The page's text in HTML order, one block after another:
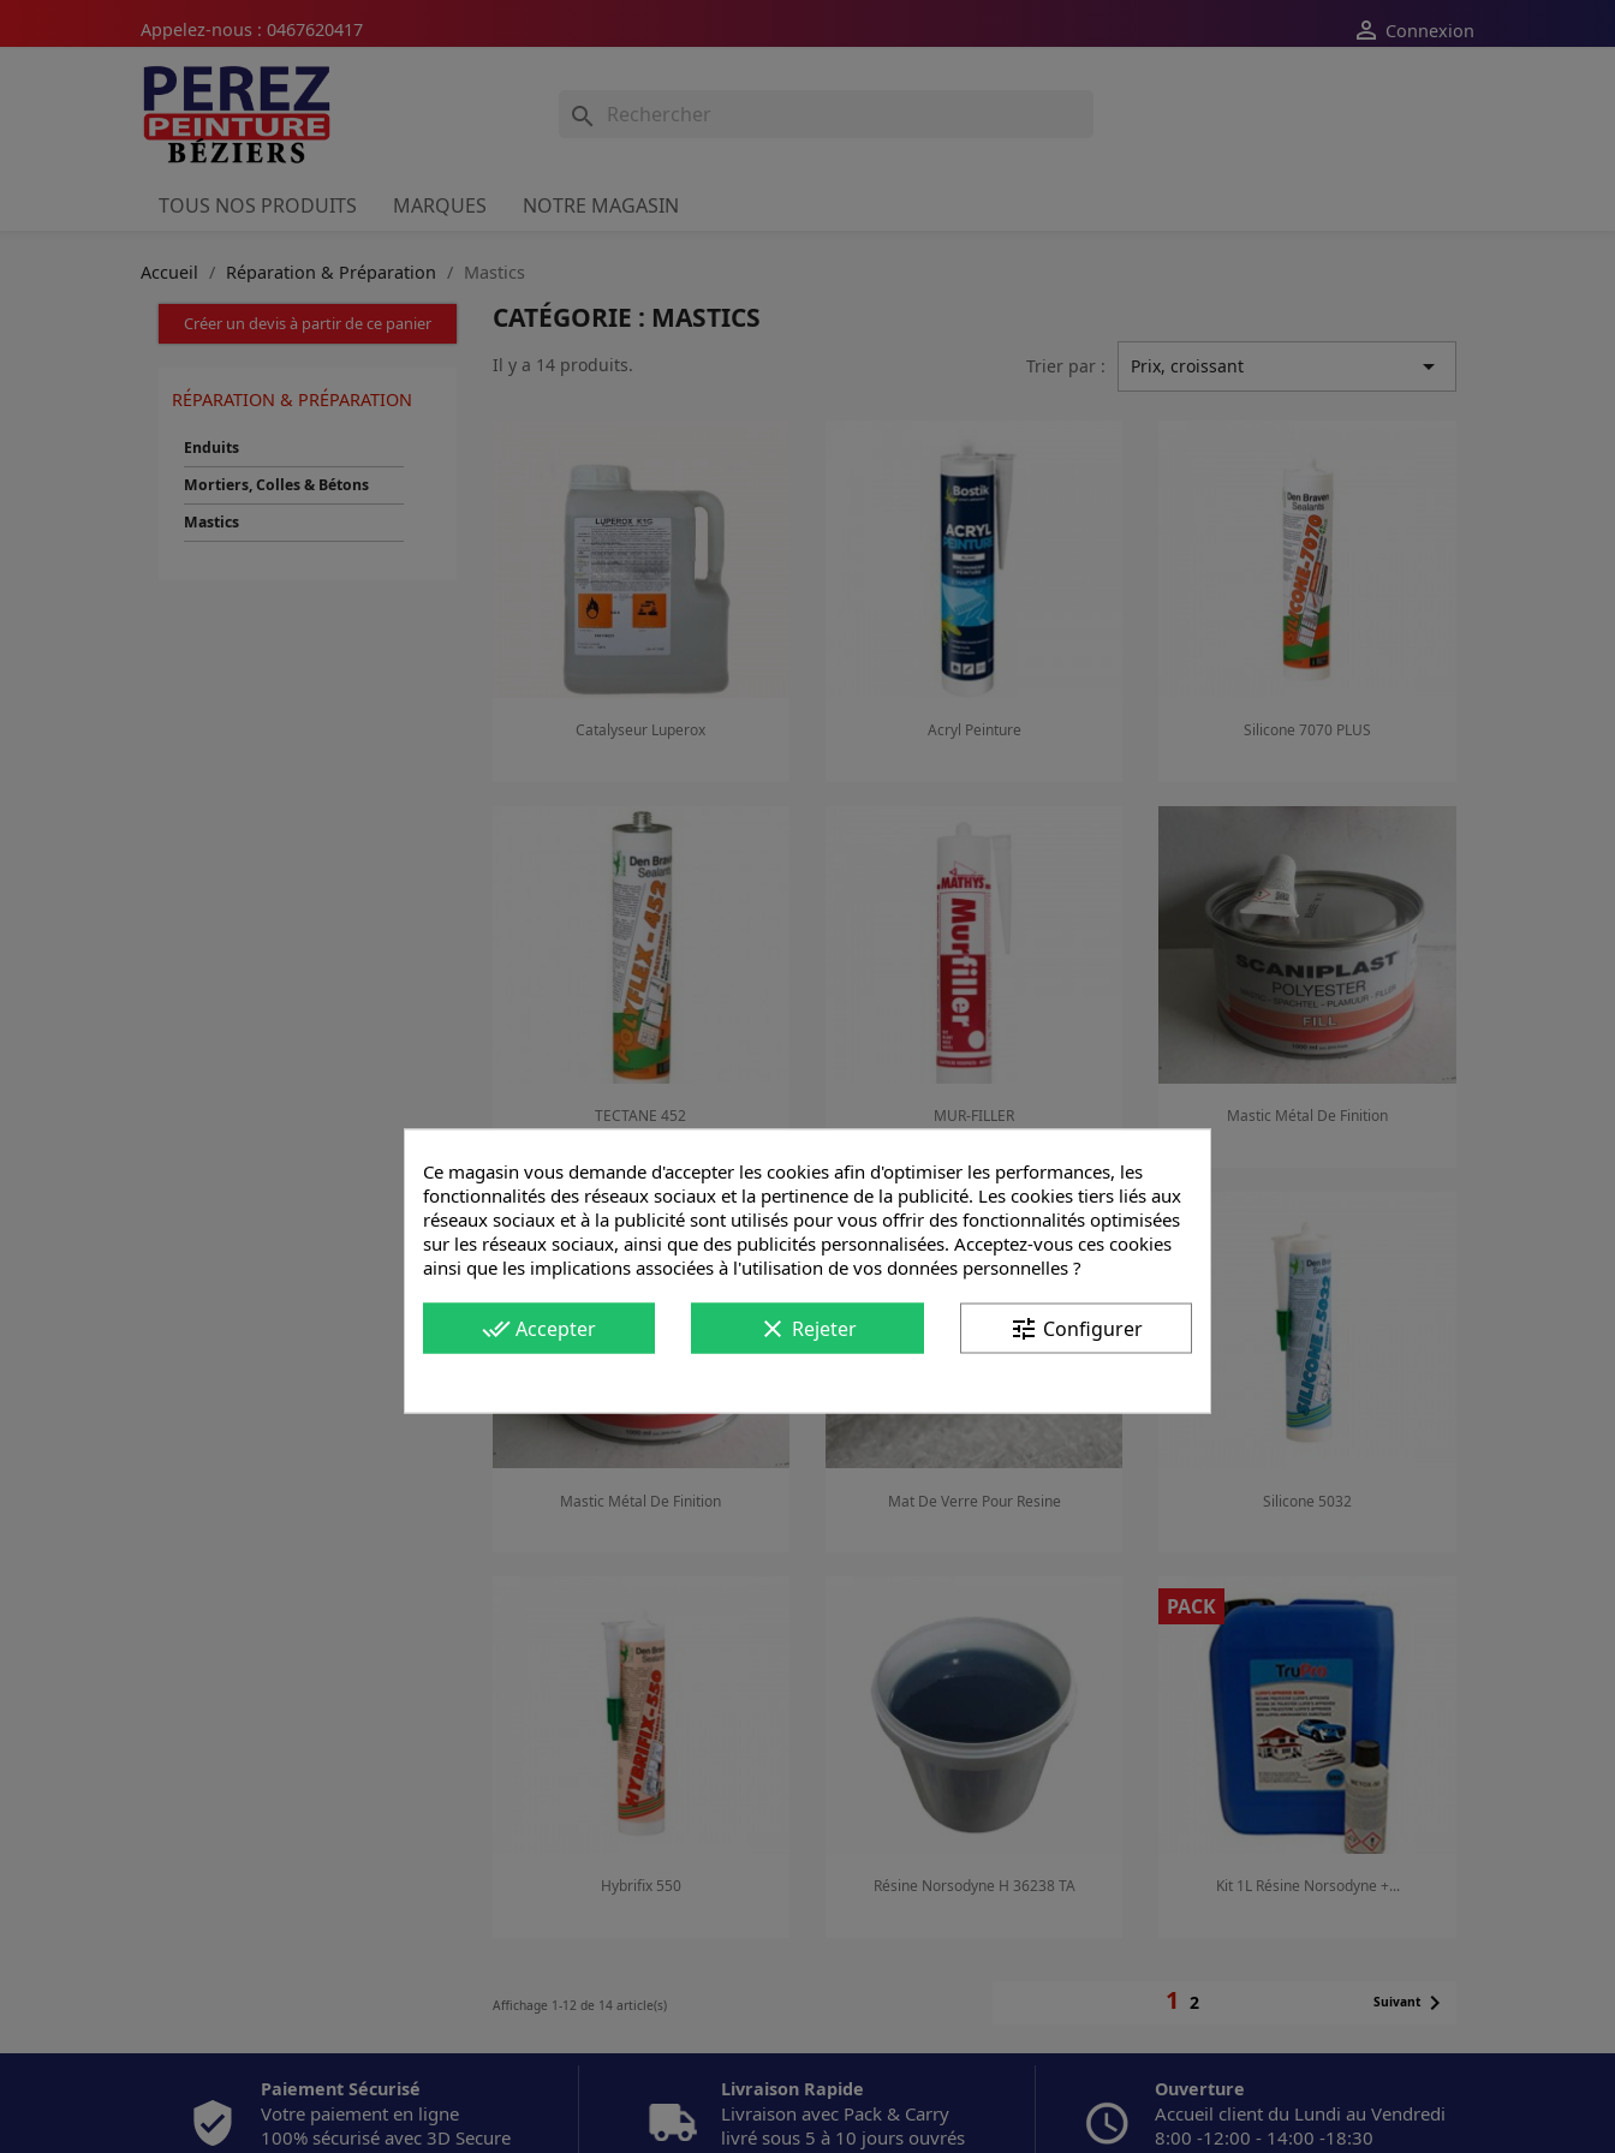
Appelez-nous : 0467620417  Connexion

TOUS NOS PRODUITS MARQUES NOTRE MAGASIN
Accueil Réparation & Préparation Mastics
Créer un devis à partir de ce panier
RÉPARATION & PRÉPARATION
Enduits
Mortiers, Colles & Bétons
Mastics
CATÉGORIE : MASTICS
Il y a 14 produits. Trier par : Prix, croissant 
Catalyseur Luperox
Aperçu rapide
Acryl Peinture Silicone 7070 PLUS
Aperçu rapide
TECTANE 452
Aperçu rapide
MUR-FILLER
Aperçu rapide
Mastic Métal De Finition
Mastic Métal De Finition Mat De Verre Pour Resine Silicone 5032
Hybrifix 550 Résine Norsodyne H 36238 TA Kit 1L Résine Norsodyne +...
PACK
Affichage 1-12 de 14 article(s) 1 2 Suivant
Paiement Sécurisé
Votre paiement en ligne
100% sécurisé avec 3D Secure
Livraison Rapide
Livraison avec Pack & Carry
livré sous 5 à 10 jours ouvrés
Ouverture
Accueil client du Lundi au Vendredi
8:00 -12:00 - 14:00 -18:30
Ce magasin vous demande d'accepter les cookies afin d'optimiser les performances, les
fonctionnalités des réseaux sociaux et la pertinence de la publicité. Les cookies tiers liés aux
réseaux sociaux et à la publicité sont utilisés pour vous offrir des fonctionnalités optimisées
sur les réseaux sociaux, ainsi que des publicités personnalisées. Acceptez-vous ces cookies
ainsi que les implications associées à l'utilisation de vos données personnelles ?
done_allAccepter clear Rejeter tune Configurer